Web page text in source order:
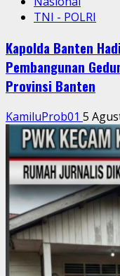
TNI - POLRI
Kapolda Banten
Pembangunan
Provinsi Banten
KamiluProb01 5